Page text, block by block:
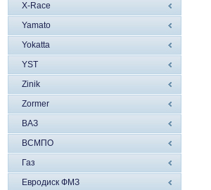
X-Race
Yamato
Yokatta
YST
Zinik
Zormer
ВАЗ
ВСМПО
Газ
Евродиск ФМЗ